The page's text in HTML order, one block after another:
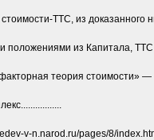
ТТС, из доказанного
положениями из Капитала,
теория стоимости»
v-n.narod.ru/pages/8/